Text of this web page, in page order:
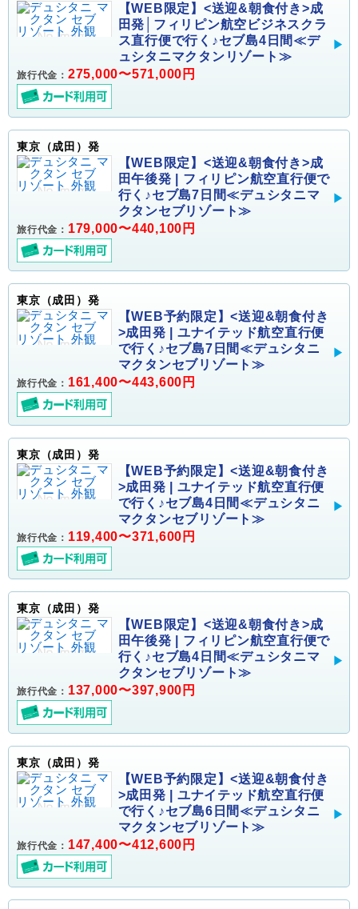
【WEB限定】<送迎&朝食付き>成
田発│フィリピン航空ビジネスクラ
ス直行便で行く♪セブ島4日間≪デ
ュシタニマクタンリゾート≫
旅行代金： 275,000〜571,000円
東京（成田）発
【WEB限定】<送迎&朝食付き>成
田午後発 | フィリピン航空直行便で
行く♪セブ島7日間≪デュシタニマ
クタンセブリゾート≫
旅行代金： 179,000〜440,100円
東京（成田）発
【WEB予約限定】<送迎&朝食付き
>成田発 | ユナイテッド航空直行便
で行く♪セブ島7日間≪デュシタニ
マクタンセブリゾート≫
旅行代金： 161,400〜443,600円
東京（成田）発
【WEB予約限定】<送迎&朝食付き
>成田発 | ユナイテッド航空直行便
で行く♪セブ島4日間≪デュシタニ
マクタンセブリゾート≫
旅行代金： 119,400〜371,600円
東京（成田）発
【WEB限定】<送迎&朝食付き>成
田午後発 | フィリピン航空直行便で
行く♪セブ島4日間≪デュシタニマ
クタンセブリゾート≫
旅行代金： 137,000〜397,900円
東京（成田）発
【WEB予約限定】<送迎&朝食付き
>成田発 | ユナイテッド航空直行便
で行く♪セブ島6日間≪デュシタニ
マクタンセブリゾート≫
旅行代金： 147,400〜412,600円